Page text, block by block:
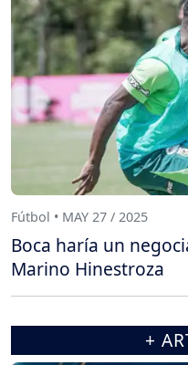
Fútbol • MAY 27 / 2025
Boca haría un
Marino Hinestroza
+